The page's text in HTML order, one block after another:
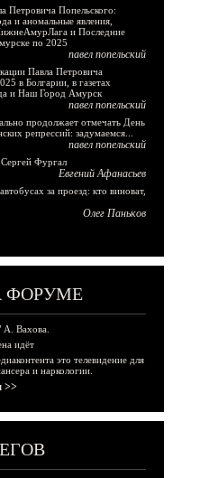
Петровича Попельского:
и аномальные явления,
и Последние
по 2025
павел попельский
Павла Петровича
в Болгарии, в газетах
и Наш Город Амурск
павел попельский
продолжает отмечать День
репрессий: задумаемся...
павел попельский
Фургал
Евгений Афанасьев
за проезд: кто виноват,
Олег Паньков
ФОРУМЕ
Вахова.
идёт
это телевидение для
и наркологии.
>>